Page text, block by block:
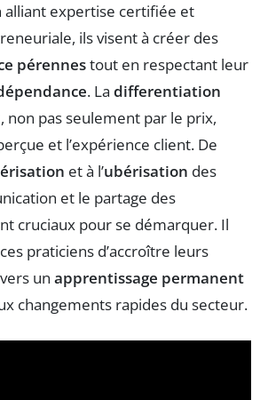
alliant expertise certifiée et
ils visent à créer des
pérennestout en respectant leur
. La differentiation
non pas seulement par le prix,
et l’expérience client. De
et à l’ubérisation des
et le partage des
cruciaux pour se démarquer. Il
praticiens d’accroître leurs
un apprentissage permanent
changements rapides du secteur.